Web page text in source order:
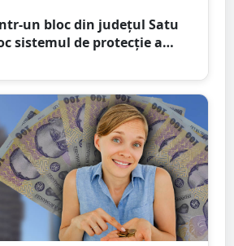
un bloc din județul Satu
sistemul de protecție a